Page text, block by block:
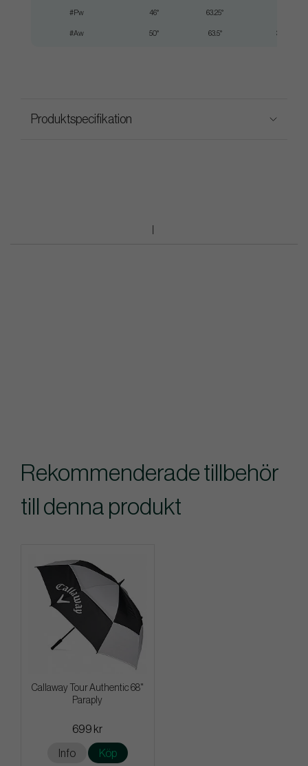
#Pw 46° 63.25°
#Aw 50° 63.5° 35.50"
Produktspecifikation
Rekommenderade tillbehör
till denna produkt
Callaway Tour Authentic 68"
Paraply
699 kr
Info Köp